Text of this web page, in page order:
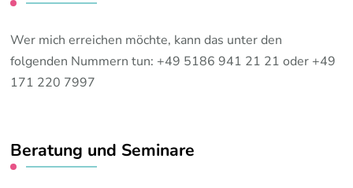
Wer mich erreichen möchte, kann das unter den
folgenden Nummern tun: +49 5186 941 21 21 oder +49
171 220 7997
Beratung und Seminare